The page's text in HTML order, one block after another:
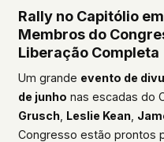
Rally no Capitólio
Membros do
Liberação Completa
Um grande evento de
de junho nas escadas do
Grusch, Leslie Kean,
Congresso estão prontos